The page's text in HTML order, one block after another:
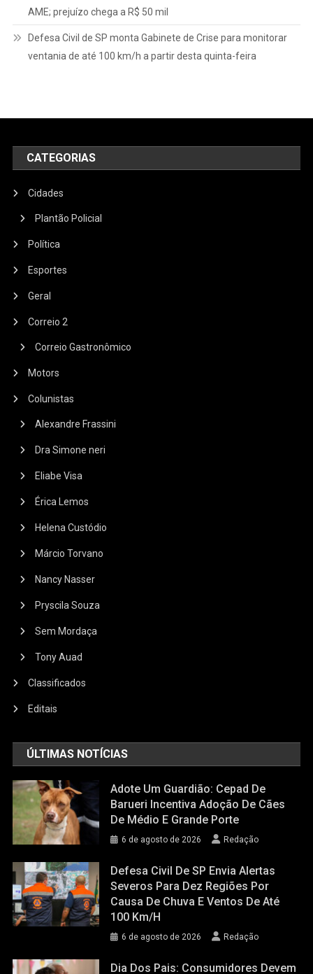
AME; prejuízo chega a R$ 50 mil
Defesa Civil de SP monta Gabinete de Crise para monitorar
ventania de até 100 km/h a partir desta quinta-feira
CATEGORIAS
Cidades
Plantão Policial
Política
Esportes
Geral
Correio 2
Correio Gastronômico
Motors
Colunistas
Alexandre Frassini
Dra Simone neri
Eliabe Visa
Érica Lemos
Helena Custódio
Márcio Torvano
Nancy Nasser
Pryscila Souza
Sem Mordaça
Tony Auad
Classificados
Editais
ÚLTIMAS NOTÍCIAS
Adote Um Guardião: Cepad De
Barueri Incentiva Adoção De Cães
De Médio E Grande Porte
6 de agosto de 2026 Redação
Defesa Civil De SP Envia Alertas
Severos Para Dez Regiões Por
Causa De Chuva E Ventos De Até
100 Km/h
6 de agosto de 2026 Redação
Dia Dos Pais: Consumidores Devem